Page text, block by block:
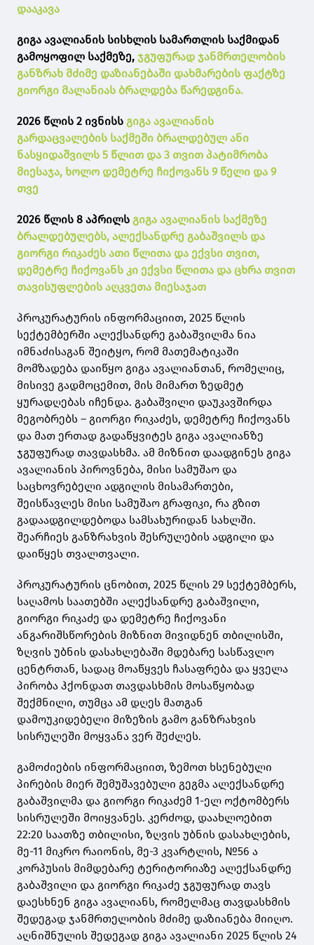
დააკავა
გიგა ავალიანის სისხლის სამართლის საქმიდან
გამოყოფილ საქმეზე, ჯგუფურად ჯანმრთელობის
განზრახ მძიმე დაზიანებაში დახმარების ფაქტზე
გიორგი მალანიას ბრალდება წარედგინა.
2026 წლის 2 ივნისს გიგა ავალიანის
გარდაცვალების საქმეში ბრალდებულ ანი
ნასყიდაშვილს 5 წლით და 3 თვით პატიმრობა
მიესაჯა, ხოლო დემეტრე ჩიქოვანს 9 წელი და 9
თვე
2026 წლის 8 აპრილს გიგა ავალიანის საქმეზე
ბრალდებულებს, ალექსანდრე გაბაშვილს და
გიორგი რიკაძეს ათი წლითა და ექვსი თვით,
დემეტრე ჩიქოვანს კი ექვსი წლითა და ცხრა თვით
თავისუფლების აღკვეთა მიესაჯათ
პროკურატურის ინფორმაციით, 2025 წლის
სექტემბერში ალექსანდრე გაბაშვილმა ნია
იმნაძისაგან შეიტყო, რომ მათემატიკაში
მომზადება დაიწყო გიგა ავალიანთან, რომელიც,
მისივე გადმოცემით, მის მიმართ ზედმეტ
ყურადღებას იჩენდა. გაბაშვილი დაუკავშირდა
მეგობრებს – გიორგი რიკაძეს, დემეტრე ჩიქოვანს
და მათ ერთად გადაწყვიტეს გიგა ავალიანზე
ჯგუფურად თავდასხმა. ამ მიზნით დაადგინეს გიგა
ავალიანის პიროვნება, მისი სამუშაო და
საცხოვრებელი ადგილის მისამართები,
შეისწავლეს მისი სამუშაო გრაფიკი, რა გზით
გადაადგილდებოდა სამსახურიდან სახლში.
შეარჩიეს განზრახვის შესრულების ადგილი და
დაიწყეს თვალთვალი.
პროკურატურის ცნობით, 2025 წლის 29 სექტემბერს,
საღამოს საათებში ალექსანდრე გაბაშვილი,
გიორგი რიკაძე და დემეტრე ჩიქოვანი
ანგარიშსწორების მიზნით მივიდნენ თბილისში,
ზღვის უბნის დასახლებაში მდებარე სასწავლო
ცენტრთან, სადაც მოაწყვეს ჩასაფრება და ყველა
პირობა ჰქონდათ თავდასხმის მოსაწყობად
შექმნილი, თუმცა ამ დღეს მათგან
დამოუკიდებელი მიზეზის გამო განზრახვის
სისრულეში მოყვანა ვერ შეძლეს.
გამოძიების ინფორმაციით, ზემოთ ხსენებული
პირების მიერ შემუშავებული გეგმა ალექსანდრე
გაბაშვილმა და გიორგი რიკაძემ 1-ელ ოქტომბერს
სისრულეში მოიყვანეს. კერძოდ, დაახლოებით
22:20 საათზე თბილისი, ზღვის უბნის დასახლების,
მე-11 მიკრო რაიონის, მე-3 კვარტლის, №56 ა
კორპუსის მიმდებარე ტერიტორიაზე ალექსანდრე
გაბაშვილი და გიორგი რიკაძე ჯგუფურად თავს
დაესხნენ გიგა ავალიანს, რომელმაც თავდასხმის
შედეგად ჯანმრთელობის მძიმე დაზიანება მიიღო.
აღნიშნულის შედეგად გიგა ავალიანი 2025 წლის 24